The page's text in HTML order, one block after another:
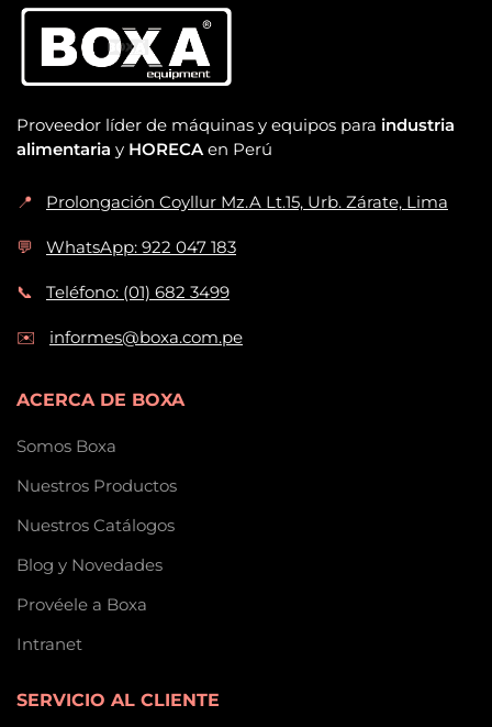
Proveedor líder de máquinas y equipos para industria
alimentaria y HORECA en Perú
📍 Prolongación Coyllur Mz.A Lt.15, Urb. Zárate, Lima
💬 WhatsApp: 922 047 183
📞 Teléfono: (01) 682 3499
✉️ informes@boxa.com.pe
ACERCA DE BOXA
Somos Boxa
Nuestros Productos
Nuestros Catálogos
Blog y Novedades
Provéele a Boxa
Intranet
SERVICIO AL CLIENTE